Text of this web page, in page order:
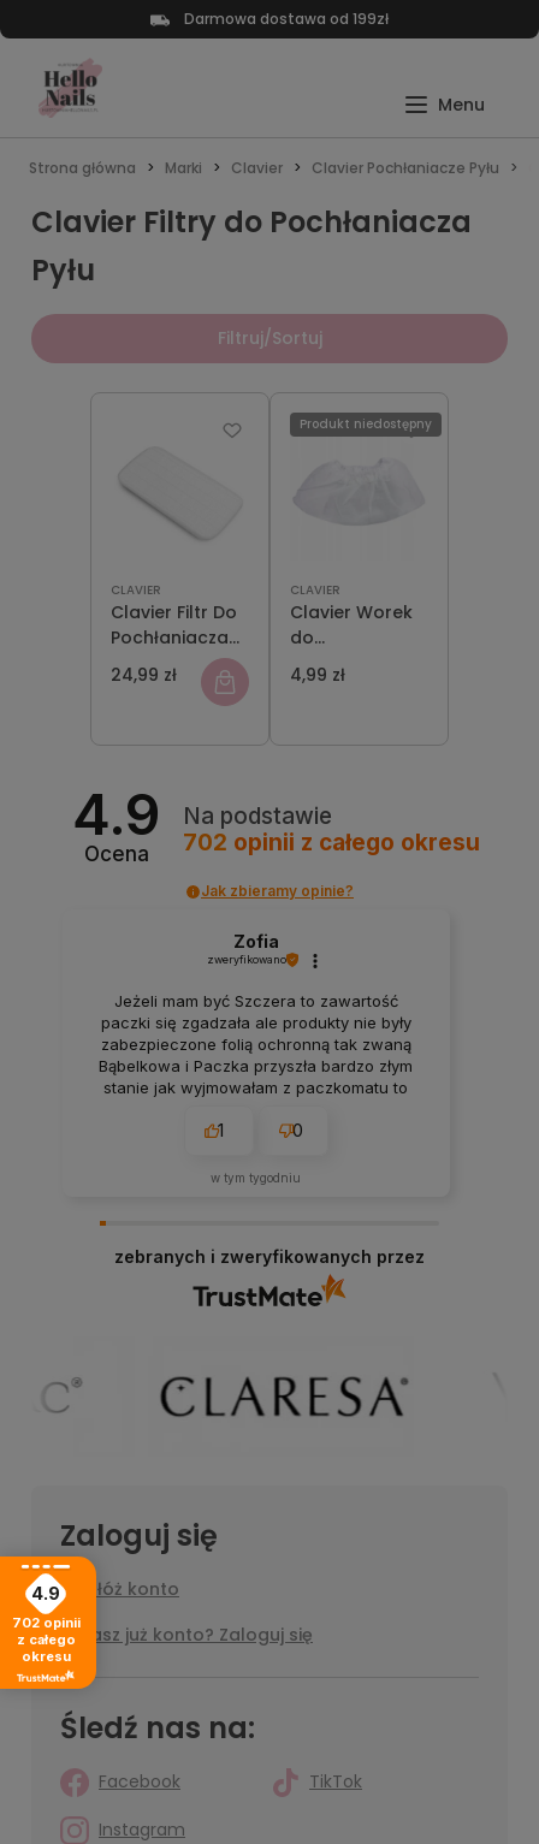
Darmowa dostawa od 199zł
Strona główna Marki Clavier Clavier Pochłaniacze Pyłu
Clavier Filtry do Pochłaniacza
Pyłu
Filtruj/Sortuj
CLAVIER
Clavier Filtr Do
Pochłaniacza
Pyłu DC-3
24,99 zł
CLAVIER
Clavier Worek
do
Pochłaniacza
Pyłu Biały 1 szt
4,99 zł
Produkt niedostępny
4.9
Ocena
Na podstawie
702 opinii z całego okresu
Jak zbieramy opinie?
Zofia
zweryfikowano
Jeżeli mam być Szczera to zawartość
paczki się zgadzała ale produkty nie były
zabezpieczone folią ochronną tak zwaną
Bąbelkowa i Paczka przyszła bardzo złym
stanie jak wyjmowałam z paczkomatu to
rozważałam to czy bym zamówiła drugi raz
1 0
w tym tygodniu
zebranych i zweryfikowanych przez
Zaloguj się
Załóż konto
Masz już konto? Zaloguj się
Śledź nas na:
Facebook
TikTok
Instagram
4.9
702 opinii
z całego
okresu